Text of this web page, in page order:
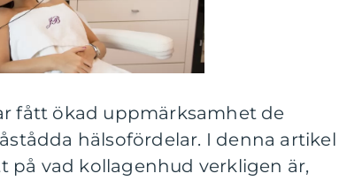
fått ökad uppmärksamhet de
hälsofördelar. I denna artikel
vad kollagenhud verkligen är,